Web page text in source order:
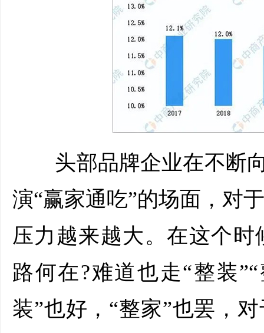
头部品牌企业在不断向
演“赢家通吃”的场面，对
压力越来越大。在这个
路何在?难道也走“整装
装”也好，“整家”也罢，